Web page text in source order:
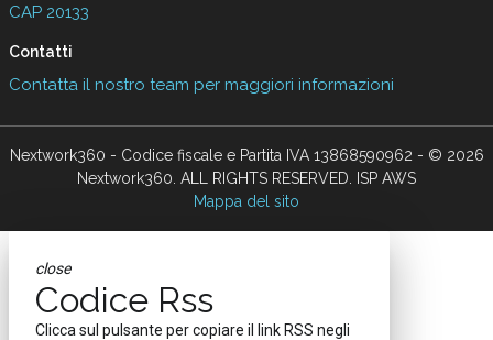
CAP 20133
Contatti
Contatta il nostro team per maggiori informazioni
Nextwork360 - Codice fiscale e Partita IVA 13868590962 - © 2026
Nextwork360. ALL RIGHTS RESERVED. ISP AWS
Mappa del sito
close
Codice Rss
Clicca sul pulsante per copiare il link RSS negli